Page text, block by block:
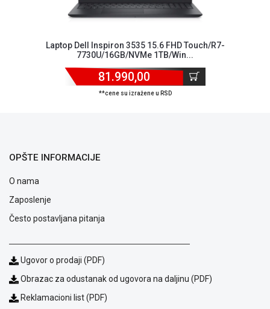
Blog
Podrška
Opšti
poslovanja
Laptop Dell Inspiron 3535 15.6 FHD Touch/R7-
7730U/16GB/NVMe 1TB/Win...
81.990,00
**cene su izražene u RSD
OPŠTE INFORMACIJE
O nama
Zaposlenje
Često postavljana pitanja
Ugovor o prodaji (PDF)
Obrazac za odustanak od ugovora na daljinu (PDF)
Reklamacioni list (PDF)